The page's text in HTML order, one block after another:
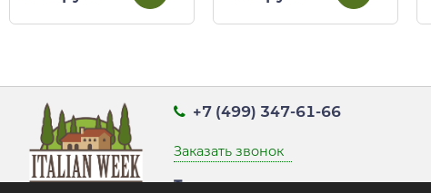
+7 (499) 347-61-66
Заказать звонок
Точка выдачи заказов: